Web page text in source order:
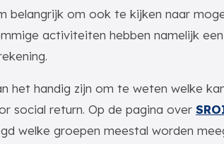
belangrijk om ook te kijken naar
activiteiten hebben namelijk
het handig zijn om te weten welke
social return. Op de pagina over
welke groepen meestal worden